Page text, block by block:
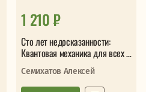
1 210 ₽
Сто лет недосказанности:
Квантовая механика для всех в
25 эссе
Семихатов Алексей